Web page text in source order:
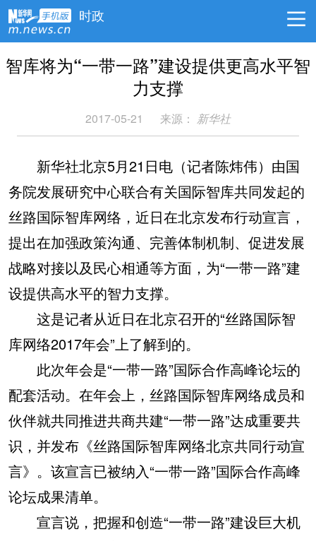
时政
智库将为“一带一路”建设提供更高水平智
力支撑
2017-05-21 来源： 新华社
新华社北京5月21日电（记者陈炜伟）由国
务院发展研究中心联合有关国际智库共同发起的
丝路国际智库网络，近日在北京发布行动宣言，
提出在加强政策沟通、完善体制机制、促进发展
战略对接以及民心相通等方面，为“一带一路”建
设提供高水平的智力支撑。
这是记者从近日在北京召开的“丝路国际智
库网络2017年会”上了解到的。
此次年会是“一带一路”国际合作高峰论坛的
配套活动。在年会上，丝路国际智库网络成员和
伙伴就共同推进共商共建“一带一路”达成重要共
识，并发布《丝路国际智库网络北京共同行动宣
言》。该宣言已被纳入“一带一路”国际合作高峰
论坛成果清单。
宣言说，把握和创造“一带一路”建设巨大机